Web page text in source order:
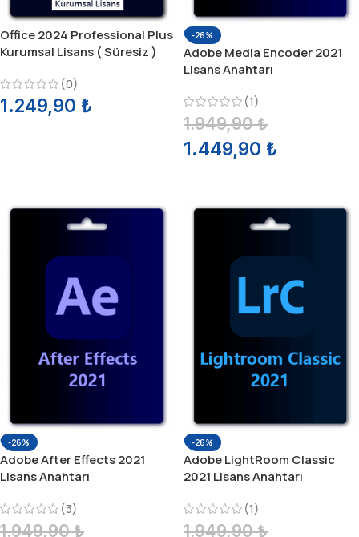
Office 2024 Professional Plus
Kurumsal Lisans ( Süresiz )
(0)
1.249,90 ₺
-26%
Adobe Media Encoder 2021
Lisans Anahtarı
(1)
1.949,90₺
1.449,90 ₺
-26%
Adobe After Effects 2021
Lisans Anahtarı
(3)
1.949,90₺
-26%
Adobe LightRoom Classic
2021 Lisans Anahtarı
(1)
1.949,90₺